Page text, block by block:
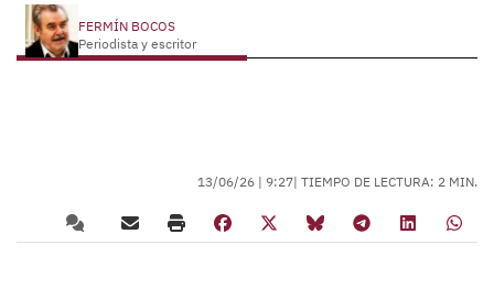
FERMÍN BOCOS
Periodista y escritor
13/06/26 | 9:27| TIEMPO DE LECTURA: 2 MIN.